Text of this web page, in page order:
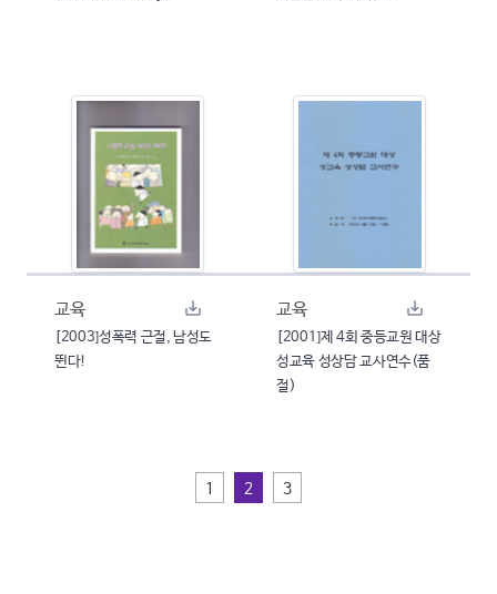
교육
[2003]성폭력 근절, 남성도
뛴다!
교육
[2001]제 4회 중등교원 대상
성교육 성상담 교사연수(품
절)
1 2 3